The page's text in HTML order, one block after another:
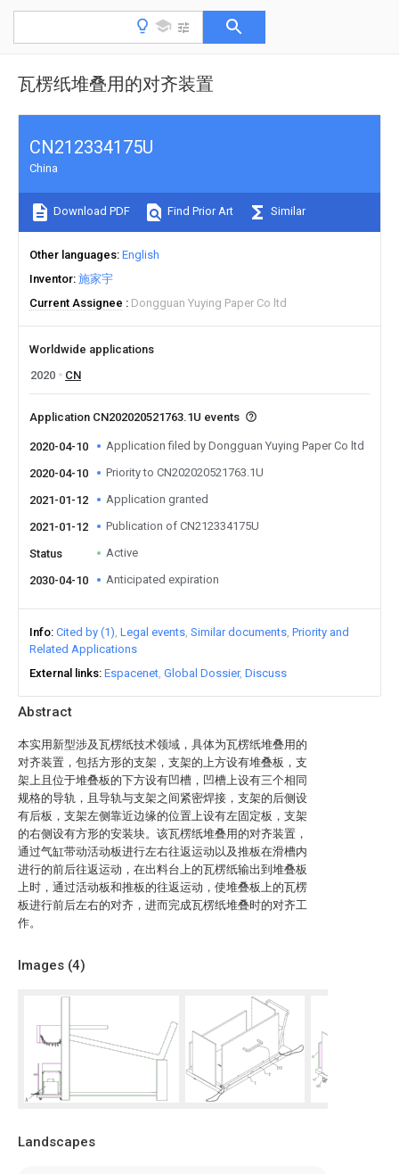
瓦楞纸堆叠用的对齐装置
Abstract
本实用新型涉及瓦楞纸技术领域，具体为瓦楞纸堆叠用的
对齐装置，包括方形的支架，支架的上方设有堆叠板，支
架上且位于堆叠板的下方设有凹槽，凹槽上设有三个相同
规格的导轨，且导轨与支架之间紧密焊接，支架的后侧设
有后板，支架左侧靠近边缘的位置上设有左固定板，支架
的右侧设有方形的安装块。该瓦楞纸堆叠用的对齐装置，
通过气缸带动活动板进行左右往返运动以及推板在滑槽内
进行的前后往返运动，在出料台上的瓦楞纸输出到堆叠板
上时，通过活动板和推板的往返运动，使堆叠板上的瓦楞
板进行前后左右的对齐，进而完成瓦楞纸堆叠时的对齐工
作。
Images (4)
Landscapes
CN212334175U
China
Download PDF Find Prior Art Similar
Other languages English
Inventor 施家宇
Current Assignee
Dongguan Yuying Paper Co ltd
Worldwide applications
2020
CN
Application CN202020521763.1U events
2020-04-10 Application filed by Dongguan Yuying Paper Co ltd
2020-04-10 Priority to CN202020521763.1U
2021-01-12 Application granted
2021-01-12 Publication of CN212334175U
Status Active
2030-04-10 Anticipated expiration
Info Cited by (1) Legal events Similar documents Priority and
Related Applications
External links Espacenet Global Dossier Discuss